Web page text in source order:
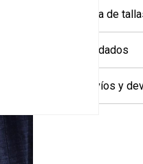
+ Guía de
+ Cuidados
+ Envíos y